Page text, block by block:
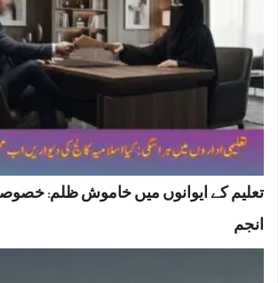
تعلیم کے ایوانوں میں خاموش ظلم:
انجم